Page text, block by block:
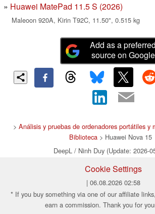
Huawei MatePad 11.5 S (2026)
Maleoon 920A, Kirin T92C, 11.50", 0.515 kg
Add as a preferred
source on Google
> Análisis y pruebas de ordenadores portátiles y
Biblioteca > Huawei Nova 15
DeepL / Ninh Duy (Update: 2026-
Cookie Settings
| 06.08.2026 02:58
* If you buy something via one of our affiliate
earn a commission. Thank you for